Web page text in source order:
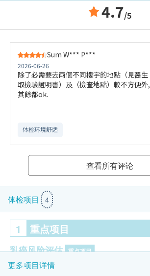
4.7/5
Sum W*** P***
2026-06-26
除了必需要去兩個不同樓宇的地點（見醫生
取檢驗證明書）及（檢查地點）較不方便外,
其餘都ok.
体检环境舒适​
查看所有评论
体检项目 4
1 重点项目
乳癌风险评估 重点项目
乳房X光造影 (只适合40岁以上)
更多项目详情